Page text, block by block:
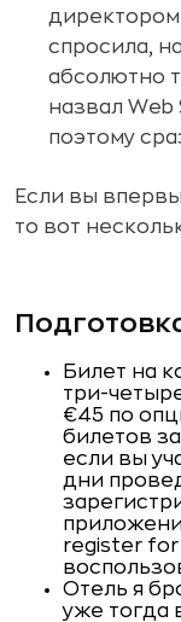
директором
спросила,
абсолютно
назвал Web
поэтому
Если вы
то вот
Билет на
три-
€45 по
билетов
если вы
дни
register for
Отель я
уже тогда